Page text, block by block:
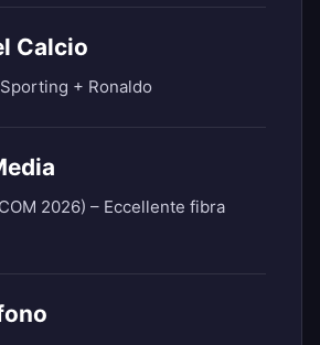
Calcio
+ Ronaldo
2026) – Eccellente fibra